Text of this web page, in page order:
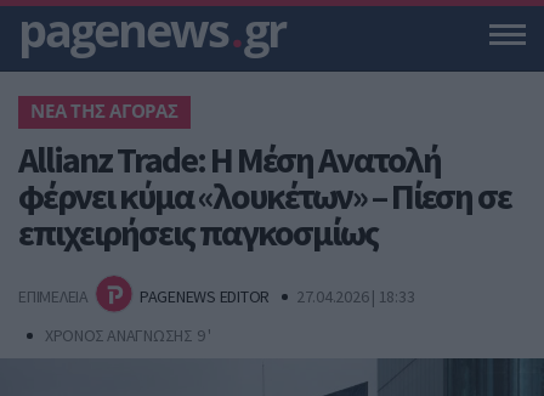
pagenews.gr
NΕΑ ΤΗΣ ΑΓΟΡΑΣ
Allianz Trade: Η Μέση Ανατολή
φέρνει κύμα «λουκέτων» – Πίεση σε
επιχειρήσεις παγκοσμίως
ΕΠΙΜΕΛΕΙΑ PAGENEWS EDITOR
27.04.2026 | 18:33
ΧΡΟΝΟΣ ΑΝΑΓΝΩΣΗΣ 9 '